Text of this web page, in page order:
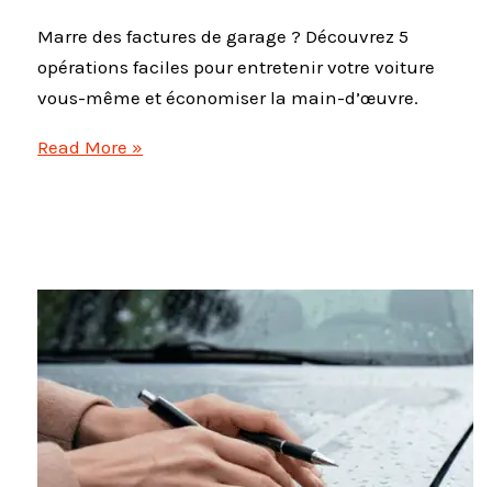
Marre des factures de garage ? Découvrez 5
opérations faciles pour entretenir votre voiture
vous-même et économiser la main-d’œuvre.
Entretien
opérations
à
faire
soi-
même
Read More »